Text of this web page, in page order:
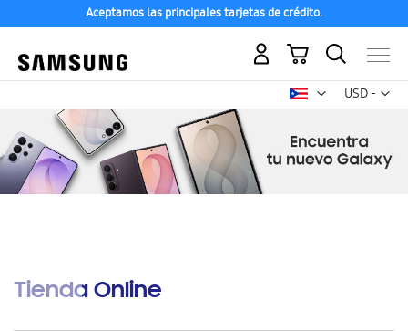
Aceptamos las principales tarjetas de crédito.
USD -
dólar
Mi carrito
Tienda Online